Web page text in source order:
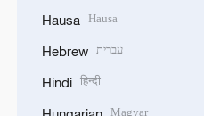
Hausa Hausa
Hebrew עברית
Hindi हिन्दी
Magyar